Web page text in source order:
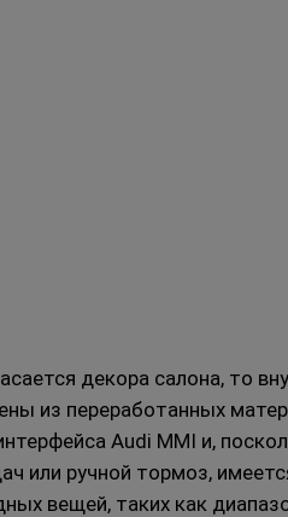
декора салона, то
из переработанных
Audi MMI и,
или ручной тормоз,
вещей, таких как